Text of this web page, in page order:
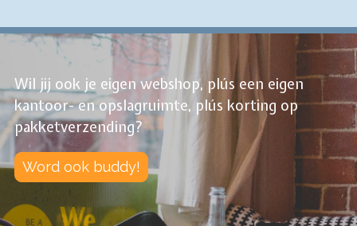
Wil jij ook je eigen webshop, plús een eigen
kantoor- en opslagruimte, plús korting op
pakketverzending?
Word ook buddy!